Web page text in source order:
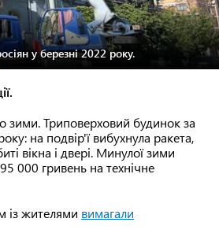
у березні 2022 року.
зими. Триповерховий будинок за
на подвір'ї вибухнула ракета,
вікна і двері. Минулої зими
000 гривень на технічне
із жителями вимагали